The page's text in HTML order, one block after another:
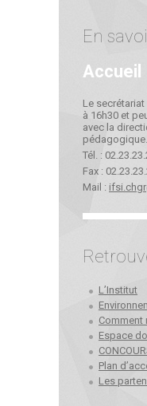
En
Accueil
Le secrétariat
à 16h30 et
avec la
pédagogique.
Tél. :
Fax :
Mail :
L’Institut
Comment
Espace
Plan
Les